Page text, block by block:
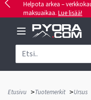
Helpota arkea –
maksuaikaa. Lue lisää!
Etusivu >Tuotemerkit >Ursus